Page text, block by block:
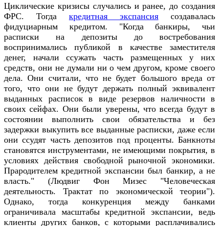
Циклические кризисы случались и ранее, до создания
ФРС. Тогда кредитная экспансия создавалась
фидуциарным кредитом. "Когда банкиры, чьи
расписки на депозиты до востребования
воспринимались публикой в качестве заместителя
денег, начали ссужать часть размещенных у них
средств, они не думали ни о чем другом, кроме своего
дела. Они считали, что не будет большого вреда от
того, что они не будут держать полный эквивалент
выданных расписок в виде резервов наличности в
своих сейфах. Они были уверены, что всегда будут в
состоянии выполнить свои обязательства и без
задержки выкупить все выданные расписки, даже если
они ссудят часть депозитов под проценты. Банкноты
становятся инструментами, не имеющими покрытия, в
условиях действия свободной рыночной экономики.
Прародителем кредитной экспансии был банкир, а не
власть." (Людвиг Фон Мизес "Человеческая
деятельность. Трактат по экономической теории").
Однако, тогда конкуренция между банками
ограничивала масштабы кредитной экспансии, ведь
клиенты других банков, с которыми расплачивались